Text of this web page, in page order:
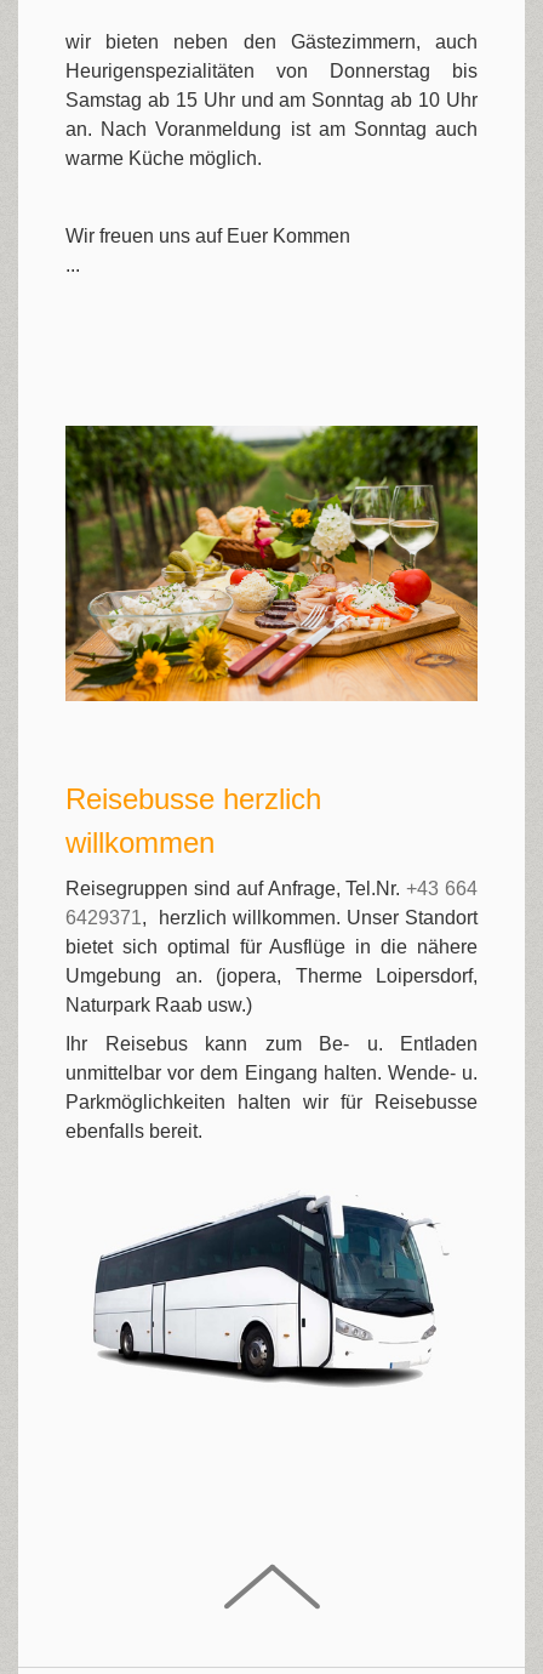
wir bieten neben den Gästezimmern, auch
Heurigenspezialitäten von Donnerstag bis
Samstag ab 15 Uhr und am Sonntag ab 10 Uhr
an. Nach Voranmeldung ist am Sonntag auch
warme Küche möglich.
Wir freuen uns auf Euer Kommen
...
Reisebusse herzlich
willkommen
Reisegruppen sind auf Anfrage, Tel.Nr.+43 664
6429371, herzlich willkommen. Unser Standort
bietet sich optimal für Ausflüge in die nähere
Umgebung an. (jopera, Therme Loipersdorf,
Naturpark Raab usw.)
Ihr Reisebus kann zum Be- u. Entladen
unmittelbar vor dem Eingang halten. Wende- u.
Parkmöglichkeiten halten wir für Reisebusse
ebenfalls bereit.